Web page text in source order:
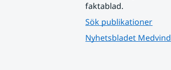
faktablad.
Sök publikationer
Nyhetsbladet Medvind